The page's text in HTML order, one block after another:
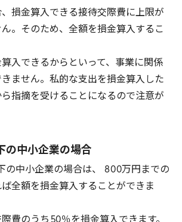
損金算入できる接待交際費に上限が
。そのため、全額を損金算入するこ
入できるからといって、事業に関係
ません。私的な支出を損金算入した
指摘を受けることになるので注意が
の中小企業の場合
の中小企業の場合は、 800万円までの
全額を損金算入することができま